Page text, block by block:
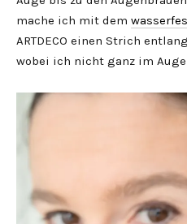
mache ich mit dem
ARTDECO einen Strich
wobei ich nicht ganz im